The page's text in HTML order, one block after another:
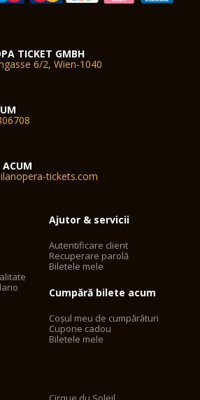
TICKET GMBH
6/2, Wien-1040
ACUM
tickets.com
Ajutor & servicii
Autentificare client
Recuperare parolă
Biletele mele
Cumpără bilete acum
Coșul meu de cumpărături
Cupone cadou
Biletele mele